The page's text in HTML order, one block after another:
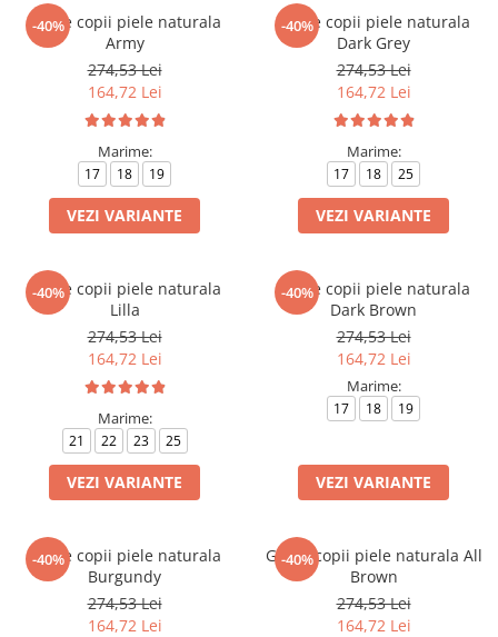
-40%
Ghete copii piele naturala
Army
274,53 Lei
164,72 Lei
Marime:
17 18 19
VEZI VARIANTE
-40%
Ghete copii piele naturala
Dark Grey
274,53 Lei
164,72 Lei
Marime:
17 18 25
VEZI VARIANTE
-40%
Ghete copii piele naturala
Lilla
274,53 Lei
164,72 Lei
Marime:
21 22 23 25
VEZI VARIANTE
-40%
Ghete copii piele naturala
Dark Brown
274,53 Lei
164,72 Lei
Marime:
17 18 19
VEZI VARIANTE
-40%
Ghete copii piele naturala
Burgundy
274,53 Lei
164,72 Lei
-40%
Ghete copii piele naturala All
Brown
274,53 Lei
164,72 Lei